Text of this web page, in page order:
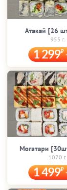
Атакай [26
955 г.
1 299
Могатари
1070 г.
1 499